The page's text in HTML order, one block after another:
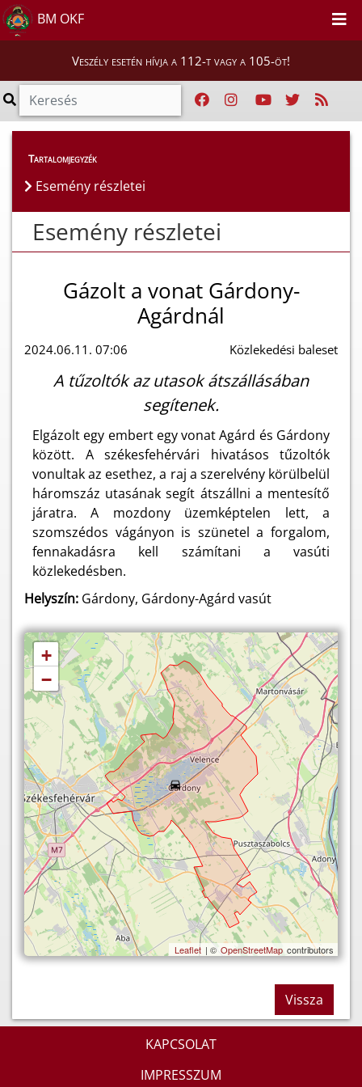
BM OKF
Veszély esetén hívja a 112-t vagy a 105-öt!
Esemény részletei
Tartalomjegyzék
Esemény részletei
Esemény részletei
Gázolt a vonat Gárdony-
Agárdnál
2024.06.11. 07:06 Közlekedési baleset
A tűzoltók az utasok átszállásában
segítenek.
Elgázolt egy embert egy vonat Agárd és Gárdony
között. A székesfehérvári hivatásos tűzoltók
vonultak az esethez, a raj a szerelvény körülbelül
háromszáz utasának segít átszállni a mentesítő
járatra. A mozdony üzemképtelen lett, a
szomszédos vágányon is szünetel a forgalom,
fennakadásra kell számítani a vasúti
közlekedésben.
Helyszín: Gárdony, Gárdony-Agárd vasút
+
−
Leaflet | © OpenStreetMap contributors
Vissza
KAPCSOLAT
IMPRESSZUM